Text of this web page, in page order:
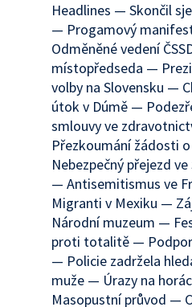
Headlines — Skončil
— Progamový
Odměněné vedení
místopředseda —
volby na Slovensku —
útok v Dúmě —
smlouvy ve
Přezkoumání žádosti
Nebezpečný přejezd
— Antisemitismus ve
Migranti v Mexiku —
Národní muzeum —
proti totalitě —
— Policie zadržela
muže — Úrazy na
Masopustní průvod —